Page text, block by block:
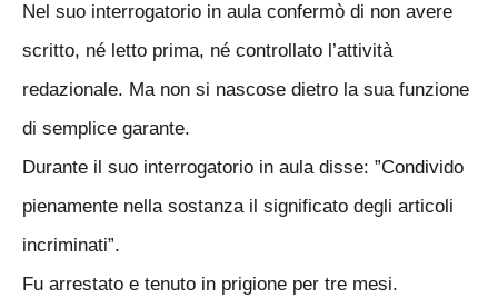
Nel suo interrogatorio in aula confermò di non avere
scritto, né letto prima, né controllato l’attività
redazionale. Ma non si nascose dietro la sua funzione
di semplice garante.
Durante il suo interrogatorio in aula disse: ”Condivido
pienamente nella sostanza il significato degli articoli
incriminati”.
Fu arrestato e tenuto in prigione per tre mesi.